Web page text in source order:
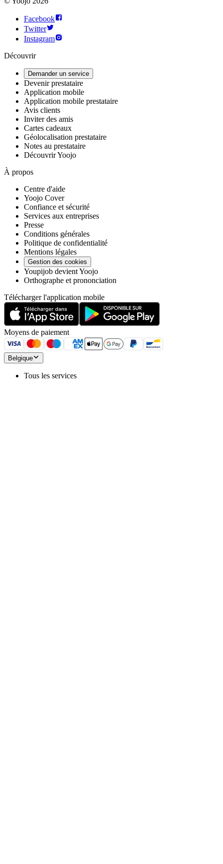
Facebook
Twitter
Instagram
Découvrir
Demander un service
Devenir prestataire
Application mobile
Application mobile prestataire
Avis clients
Inviter des amis
Cartes cadeaux
Géolocalisation prestataire
Notes au prestataire
Découvrir Yoojo
À propos
Centre d'aide
Yoojo Cover
Confiance et sécurité
Services aux entreprises
Presse
Conditions générales
Politique de confidentialité
Mentions légales
Gestion des cookies
Youpijob devient Yoojo
Orthographe et prononciation
Télécharger l'application mobile
Moyens de paiement
Belgique
Tous les services